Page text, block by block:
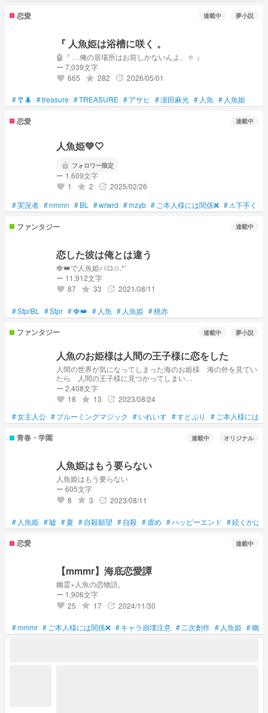
恋愛 連載中 夢小説
『 人魚姫は浴槽に咲く 。
🤖『 …俺の居場所はお前しかないんよ、ㅎ 』
ー 7,039文字
favorite 665 grade 282 update 2026/05/01
#🎐🪲 #treasure #TREASURE #アサヒ #濵田麻光 # 人魚 # 人魚姫
恋愛 連載中
人魚姫💚‎🤍
lock フォロワー限定
ー 1,609文字
favorite 1 grade 2 update 2025/02/26
#実況者 #nmmn #BL #wrwrd #mzyb # ご本人様には関係❌ #⚠下手く
ファンタジー 連載中
恋した彼は俺とは違う
🍓👑で人魚姫パロ✩.*˚
ー 11,912文字
favorite 87 grade 33 update 2021/08/11
#StprBL #Stpr #🍓👑 # 人魚 # 人魚姫 #桃赤
ファンタジー 連載中 夢小説
人魚のお姫様は人間の王子様に恋をした
人間の世界が気になってしまった海のお姫様 海の外を見てい
たら 人間の王子様に見つかってしまい…
ー 2,408文字
favorite 18 grade 13 update 2023/08/24
#女主人公 #ブルーミングマジック #いれいす #すとぷり # ご本人様には関
青春・学園 連載中 オリジナル
人魚姫はもう要らない
人魚姫はもう要らない
ー 605文字
favorite 8 grade 3 update 2023/08/11
# 人魚姫 #嘘 #夏 #自殺願望 #自殺 # 虐め #ハッピーエンド #続くかは
恋愛 連載中
【mmmr】海底恋愛譚
幽霊×人魚の恋物語。
ー 1,906文字
favorite 25 grade 17 update 2024/11/30
#mmmr # ご本人様には関係❌ #キャラ崩壊注意 #二次創作 # 人魚姫 #幽霊